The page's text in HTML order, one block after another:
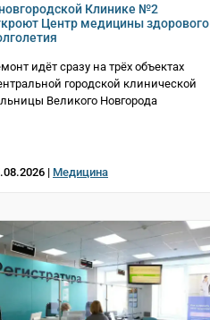
Клинике №2
Центр медицины здорового
идёт сразу на трёх объектах
городской клинической
Великого Новгорода
| Медицина